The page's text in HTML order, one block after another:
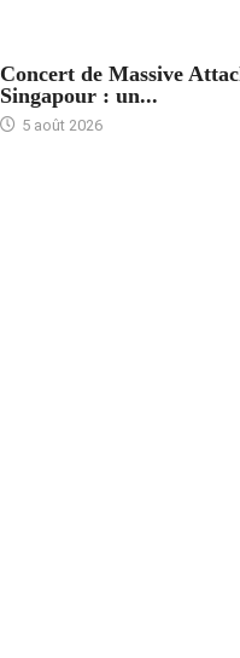
Concert de Massive
Singapour : un...
5 août 2026